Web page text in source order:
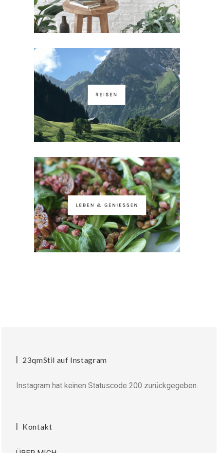
23qmStil auf Instagram
Instagram hat keinen Statuscode 200 zurückgegeben.
Kontakt